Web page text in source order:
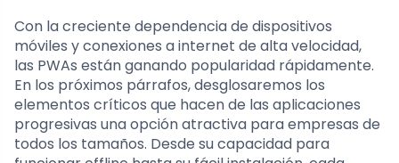
Con la creciente dependencia de dispositivos
móviles y conexiones a internet de alta velocidad,
las PWAs están ganando popularidad rápidamente.
En los próximos párrafos, desglosaremos los
elementos críticos que hacen de las aplicaciones
progresivas una opción atractiva para empresas de
todos los tamaños. Desde su capacidad para